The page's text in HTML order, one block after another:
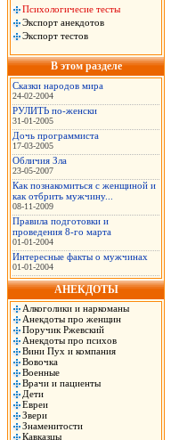
Психологичесие тесты
Экспорт анекдотов
Экспорт тестов
В этом разделе
Сказки народов мира
24-02-2004
РУЛИТЬ по-женски
31-01-2005
Дочь программиста
17-03-2005
Обличия Зла
23-05-2007
Как познакомиться с женщиной и
как отбрить мужчину...
08-11-2009
Правила подготовки и
проведения 8-го марта
01-01-2004
Интересные факты о мужчинах
01-01-2004
АНЕКДОТЫ
Алкоголики и наркоманы
Анекдоты про женщин
Поручик Ржевский
Анекдоты про психов
Вини Пух и компания
Вовочка
Военные
Врачи и пациенты
Дети
Евреи
Звери
Знаменитости
Кавказцы